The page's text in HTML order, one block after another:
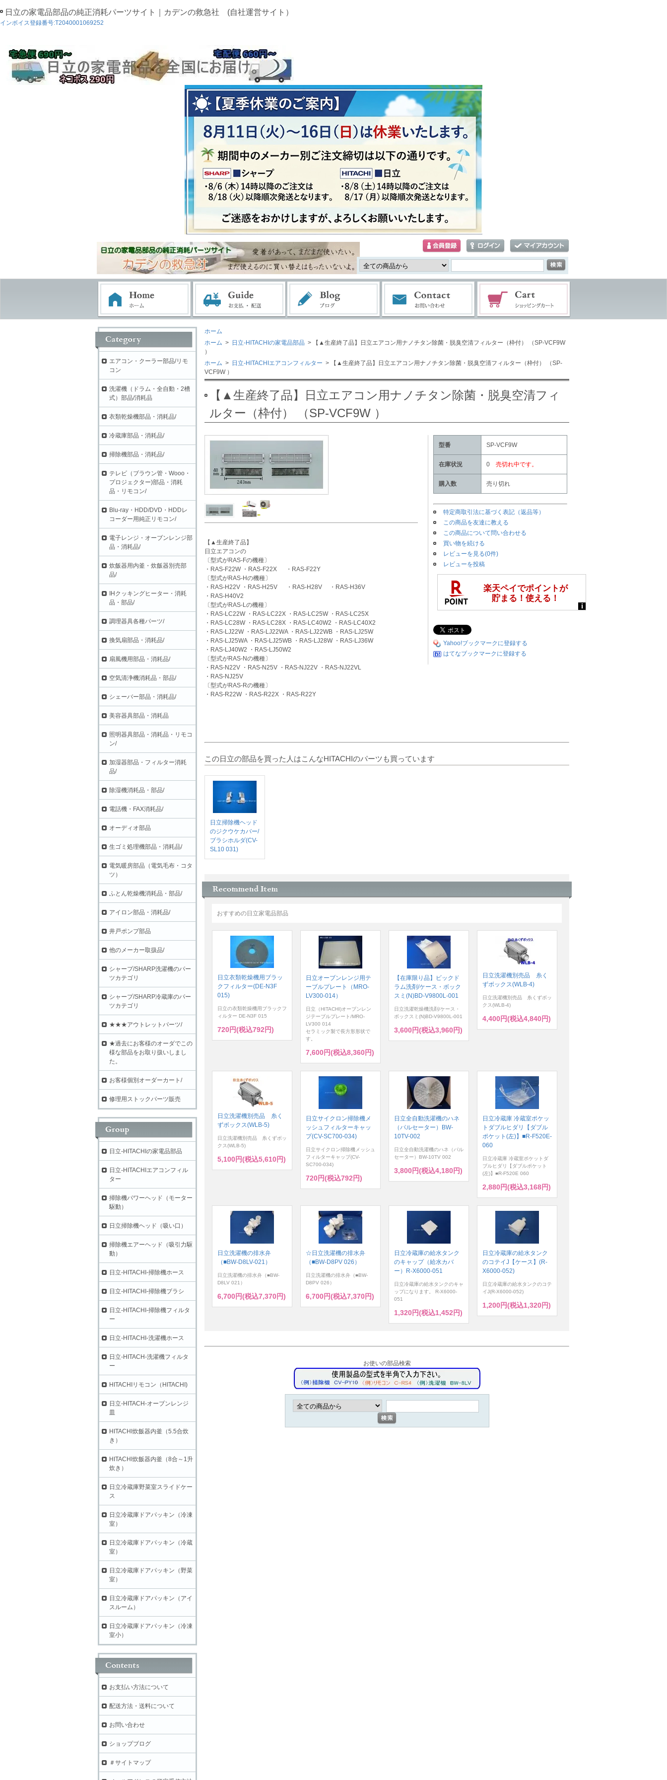
日立の家電品部品の純正消耗パーツサイト｜カデンの救急社 (自社運営サイト）
インボイス登録番号:T2040001069252
ホーム
ホーム > 日立-HITACHIの家電品部品 > 【▲生産終了品】日立エアコン用ナノチタン除菌・脱臭空清フィルター（枠付） （SP-VCF9W
）
ホーム > 日立-HITACHIエアコンフィルター > 【▲生産終了品】日立エアコン用ナノチタン除菌・脱臭空清フィルター（枠付） （SP-
VCF9W ）
【▲生産終了品】日立エアコン用ナノチタン除菌・脱臭空清フィ
ルター（枠付） （SP-VCF9W ）
【▲生産終了品】
日立エアコンの
〔型式がRAS-Fの機種〕
・RAS-F22W ・RAS-F22X ・RAS-F22Y
〔型式がRAS-Hの機種〕
・RAS-H22V ・RAS-H25V ・RAS-H28V ・RAS-H36V
・RAS-H40V2
〔型式がRAS-Lの機種〕
・RAS-LC22W ・RAS-LC22X ・RAS-LC25W ・RAS-LC25X
・RAS-LC28W ・RAS-LC28X ・RAS-LC40W2 ・RAS-LC40X2
・RAS-LJ22W ・RAS-LJ22WA ・RAS-LJ22WB ・RAS-LJ25W
・RAS-LJ25WA ・RAS-LJ25WB ・RAS-LJ28W ・RAS-LJ36W
・RAS-LJ40W2 ・RAS-LJ50W2
〔型式がRAS-Nの機種〕
・RAS-N22V ・RAS-N25V ・RAS-NJ22V ・RAS-NJ22VL
・RAS-NJ25V
〔型式がRAS-Rの機種〕
・RAS-R22W ・RAS-R22X ・RAS-R22Y
型番 SP-VCF9W
在庫状況 0 売切れ中です。
購入数 売り切れ
特定商取引法に基づく表記（返品等）
この商品を友達に教える
この商品について問い合わせる
買い物を続ける
レビューを見る(0件)
レビューを投稿
Yahoo!ブックマークに登録する
はてなブックマークに登録する
この日立の部品を買った人はこんなHITACHIのパーツも買っています
日立掃除機ヘッド
のジクウケカバー/
ブラシホルダ(CV-
SL10 031)
おすすめの日立家電品部品
日立衣類乾燥機用ブラッ
クフィルター(DE-N3F
015)
日立の衣類乾燥機用ブラックフ
ィルター DE-N3F 015
720円(税込792円)
日立オーブンレンジ用テ
ーブルプレート（MRO-
LV300-014）
日立（HITACHI)オーブンレン
ジテーブルプレート/MRO-
LV300 014
セラミック製で長方形形状で
す。
7,600円(税込8,360円)
【在庫限り品】ビックド
ラム洗剤/ケース・ボック
スミ(N)BD-V9800L-001
日立洗濯乾燥機洗剤/ケース・
ボックスミ(N)BD-V9800L-001
3,600円(税込3,960円)
日立洗濯機別売品 糸く
ずボックス(WLB-4)
日立洗濯機別売品 糸くずボッ
クス(WLB-4)
4,400円(税込4,840円)
日立洗濯機別売品 糸く
ずボックス(WLB-5)
日立洗濯機別売品 糸くずボッ
クス(WLB-5)
5,100円(税込5,610円)
日立サイクロン掃除機メ
ッシュフィルターキャッ
プ(CV-SC700-034)
日立サイクロン掃除機メッシュ
フィルターキャップ(CV-
SC700-034)
720円(税込792円)
日立全自動洗濯機のハネ
（パルセーター）BW-
10TV-002
日立全自動洗濯機のハネ（パル
セーター）BW-10TV 002
3,800円(税込4,180円)
日立冷蔵庫 冷蔵室ポケッ
トダブルヒダリ【ダブル
ポケット(左)】■R-F520E-
060
日立冷蔵庫 冷蔵室ポケットダ
ブルヒダリ【ダブルポケット
(左)】■R-F520E 060
2,880円(税込3,168円)
日立洗濯機の排水弁
（■BW-D8LV-021）
日立洗濯機の排水弁（■BW-
D8LV 021）
6,700円(税込7,370円)
☆日立洗濯機の排水弁
（■BW-D8PV 026）
日立洗濯機の排水弁（■BW-
D8PV 026）
6,700円(税込7,370円)
日立冷蔵庫の給水タンク
のキャップ（給水カバ
ー）R-X6000-051
日立冷蔵庫の給水タンクのキャ
ップになります。 R-X6000-
051
1,320円(税込1,452円)
日立冷蔵庫の給水タンク
のコテイJ【ケース】(R-
X6000-052)
日立冷蔵庫の給水タンクのコテ
イJ(R-X6000-052)
1,200円(税込1,320円)
お使いの部品検索
エアコン・クーラー部品/リモ
コン
洗濯機（ドラム・全自動・2槽
式）部品/消耗品
衣類乾燥機部品・消耗品/
冷蔵庫部品・消耗品/
掃除機部品・消耗品/
テレビ（ブラウン管・Wooo・
プロジェクター)部品・消耗
品・リモコン/
Blu-ray・HDD/DVD・HDDレ
コーダー用純正リモコン/
電子レンジ・オーブンレンジ部
品・消耗品/
炊飯器用内釜・炊飯器別売部
品/
IHクッキングヒーター・消耗
品・部品/
調理器具各種パーツ/
換気扇部品・消耗品/
扇風機用部品・消耗品/
空気清浄機消耗品・部品/
シェーバー部品・消耗品/
美容器具部品・消耗品
照明器具部品・消耗品・リモコ
ン/
加湿器部品・フィルター消耗
品/
除湿機消耗品・部品/
電話機・FAX消耗品/
オーディオ部品
生ゴミ処理機部品・消耗品/
電気暖房部品（電気毛布・コタ
ツ）
ふとん乾燥機消耗品・部品/
アイロン部品・消耗品/
井戸ポンプ部品
他のメーカー取扱品/
シャープ/SHARP洗濯機のパー
ツカテゴリ
シャープ/SHARP冷蔵庫のパー
ツカテゴリ
★★★アウトレットパーツ/
★過去にお客様のオーダでこの
様な部品をお取り扱いしまし
た。
お客様個別オーダーカート/
修理用ストックパーツ販売
日立-HITACHIの家電品部品
日立-HITACHIエアコンフィル
ター
掃除機パワーヘッド（モーター
駆動）
日立掃除機ヘッド（吸い口）
掃除機エアーヘッド（吸引力駆
動）
日立-HITACHI-掃除機ホース
日立-HITACHI-掃除機ブラシ
日立-HITACHI-掃除機フィルタ
ー
日立-HITACHI-洗濯機ホース
日立-HITACH-洗濯機フィルタ
ー
HITACHIリモコン（HITACHI)
日立-HITACH-オーブンレンジ
皿
HITACHI炊飯器内釜（5.5合炊
き）
HITACHI炊飯器内釜（8合～1升
炊き）
日立冷蔵庫野菜室スライドケー
ス
日立冷蔵庫ドアパッキン（冷凍
室）
日立冷蔵庫ドアパッキン（冷蔵
室）
日立冷蔵庫ドアパッキン（野菜
室）
日立冷蔵庫ドアパッキン（アイ
スルーム）
日立冷蔵庫ドアパッキン（冷凍
室小）
お支払い方法について
配送方法・送料について
お問い合わせ
ショップブログ
＃サイトマップ